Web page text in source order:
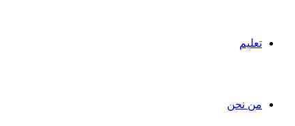
تعليم
من نحن